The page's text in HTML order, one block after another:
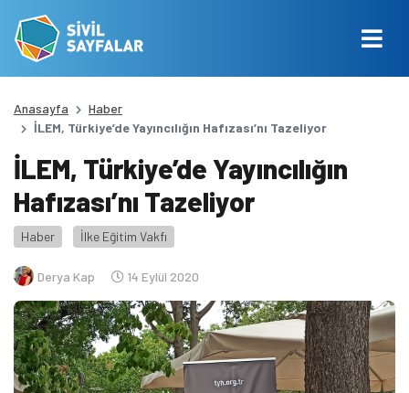
Anasayfa
Haber
İLEM, Türkiye’de Yayıncılığın Hafızası’nı Tazeliyor
İLEM, Türkiye’de Yayıncılığın
Hafızası’nı Tazeliyor
Haber İlke Eğitim Vakfı
Derya Kap 14 Eylül 2020